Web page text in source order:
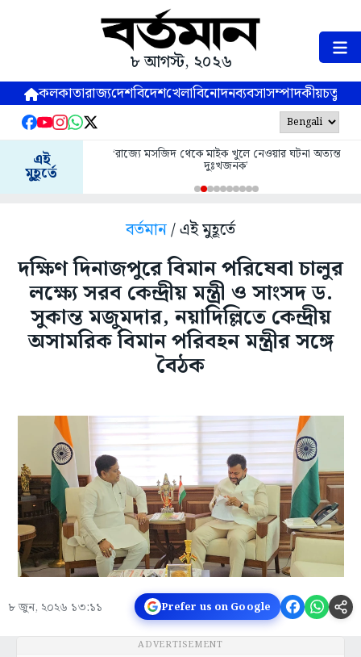
৮ আগস্ট, ২০২৬
কলকাতারাজ্যদেশবিদেশখেলাবিনোদনব্যবসাসম্পাদকীয়
এই
মুহূর্তে
‘রাজ্যে মসজিদ থেকে মাইক খুলে নেওয়ার ঘটনা অত্যন্ত
দুঃখজনক’
বর্তমান/ এই মুহূর্তে
দক্ষিণ দিনাজপুরে বিমান পরিষেবা চালুর
লক্ষ্যে সরব কেন্দ্রীয় মন্ত্রী ও সাংসদ ড.
সুকান্ত মজুমদার, নয়াদিল্লিতে কেন্দ্রীয়
অসামরিক বিমান পরিবহন মন্ত্রীর সঙ্গে
বৈঠক
৮ জুন, ২০২৬ ১৩:১১ Prefer us on Google
ADVERTISEMENT